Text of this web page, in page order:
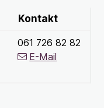
Kontakt
Tel.
061 726 82 82
E-Mail